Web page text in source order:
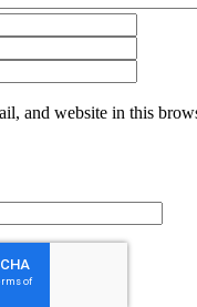
and website in this